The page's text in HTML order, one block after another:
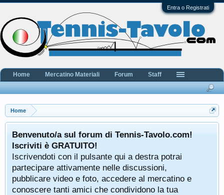
Entra o Registrati
Home
Benvenuto/a sul forum di Tennis-Tavolo.com!
Iscriviti è GRATUITO!
Iscrivendoti con il pulsante qui a destra potrai
partecipare attivamente nelle discussioni,
pubblicare video e foto, accedere al mercatino e
conoscere tanti amici che condividono la tua
Home Mercatino Materiali Forum Staff